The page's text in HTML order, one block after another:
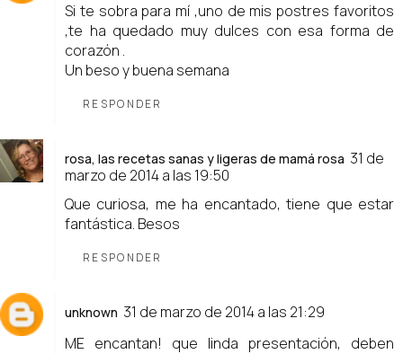
Si te sobra para mí ,uno de mis postres favoritos
,te ha quedado muy dulces con esa forma de
corazón .
Un beso y buena semana
RESPONDER
rosa, las recetas sanas y ligeras de mamá rosa 31 de
marzo de 2014 a las 19:50
Que curiosa, me ha encantado, tiene que estar
fantástica. Besos
RESPONDER
unknown 31 de marzo de 2014 a las 21:29
ME encantan! que linda presentación, deben